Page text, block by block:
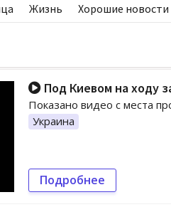
Жизнь Хорошие новости
Под Киевом на ходу
Показано видео с места
Украина
Подробнее